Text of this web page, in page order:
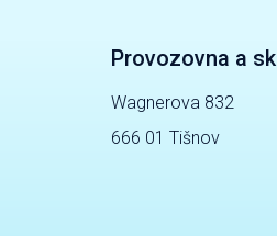
Provozovna a
Wagnerova 832
666 01 Tišnov